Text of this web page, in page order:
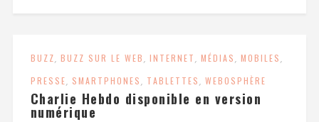
BUZZ, BUZZ SUR LE WEB, INTERNET, MÉDIAS, MOBILES,
PRESSE, SMARTPHONES, TABLETTES, WEBOSPHÈRE
Charlie Hebdo disponible en version
numérique